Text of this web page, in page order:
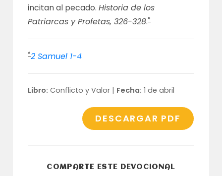
incitan al pecado.Historia de los
Patriarcas y Profetas, 326-328.*
*2 Samuel 1-4
Libro: Conflicto y Valor | Fecha: 1 de abril
DESCARGAR PDF
COMPARTE ESTE DEVOCIONAL